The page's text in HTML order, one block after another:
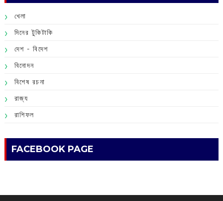
খেলা
দিনের টুকিটাকি
দেশ - বিদেশ
বিনোদন
বিশেষ রচনা
রাজ্য
রাশিফল
FACEBOOK PAGE